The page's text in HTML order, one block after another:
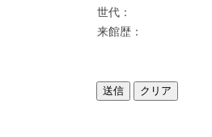
世代：
来館歴：